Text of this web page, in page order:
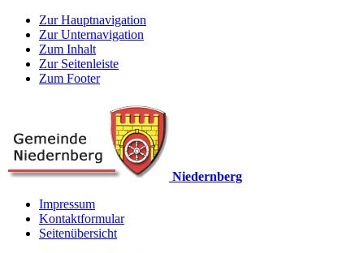
Zur Hauptnavigation
Zur Unternavigation
Zum Inhalt
Zur Seitenleiste
Zum Footer
Niedernberg
Impressum
Kontaktformular
Seitenübersicht